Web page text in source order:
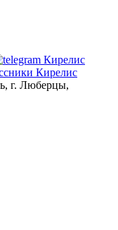
г. Люберцы,